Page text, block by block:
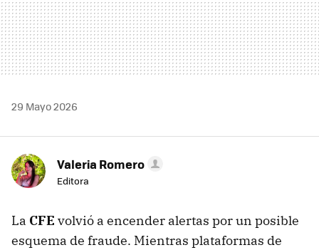
29 Mayo 2026
Valeria Romero
Editora
La CFE volvió a encender alertas por un posible
esquema de fraude. Mientras plataformas de